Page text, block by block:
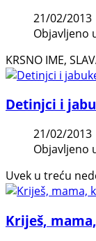
21/02/2013
Objavljeno
KRSNO IME,
Detinjci i
21/02/2013
Objavljeno
Uvek u treću
Kriješ,